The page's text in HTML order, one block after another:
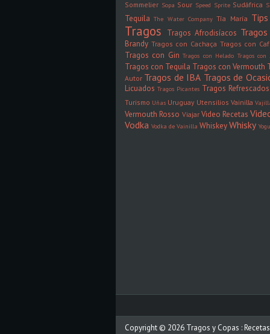
Sommelier Sopa Sour Speed Sprite Sudáfrica
Tequila The Water Company Tía María Tips
Tragos Tragos Afrodisíacos
Brandy Tragos con Cachaça Tragos con
Tragos con Gin Tragos con Helado Tragos con
Tragos con Tequila Tragos con Vermouth
Autor Tragos de IBA Tragos de
Licuados Tragos Picantes Tragos Refrescados
Turismo Uñas Uruguay Utensilios Vainilla
Vermouth Rosso Viajar Video Recetas
Vodka Vodka de Vainilla WhiskeyWhisky
Copyright © 2026 Tragos y Copas :